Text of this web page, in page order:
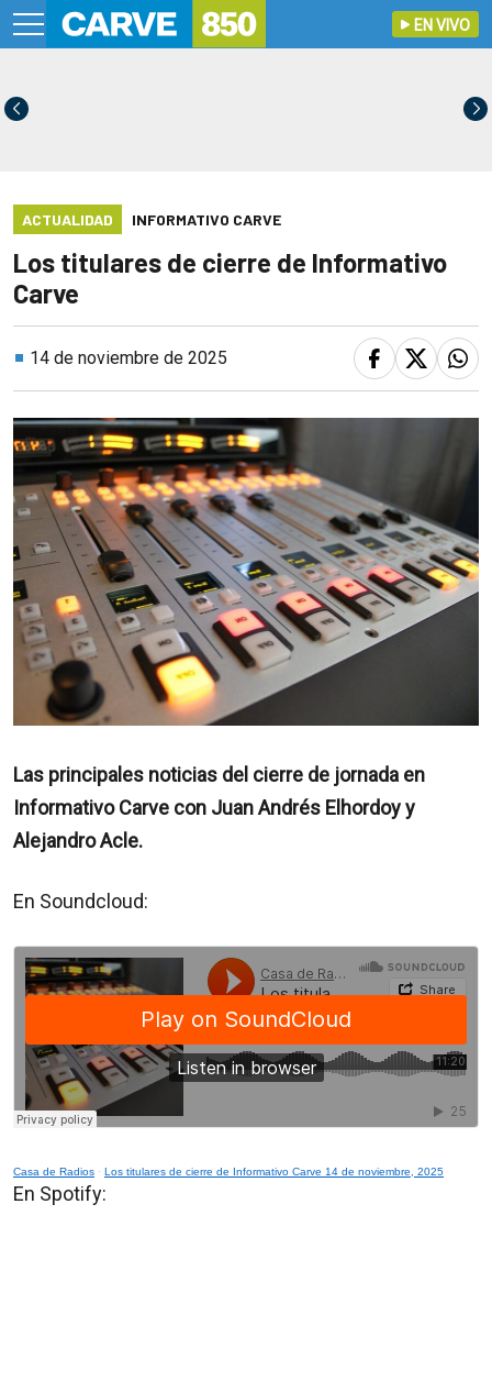
EN VIVO
ACTUALIDAD INFORMATIVO CARVE
Los titulares de cierre de Informativo
Carve
14 de noviembre de 2025
Las principales noticias del cierre de jornada en
Informativo Carve con Juan Andrés Elhordoy y
Alejandro Acle.
En Soundcloud:
Casa de Radios · Los titulares de cierre de Informativo Carve 14 de noviembre, 2025
En Spotify: